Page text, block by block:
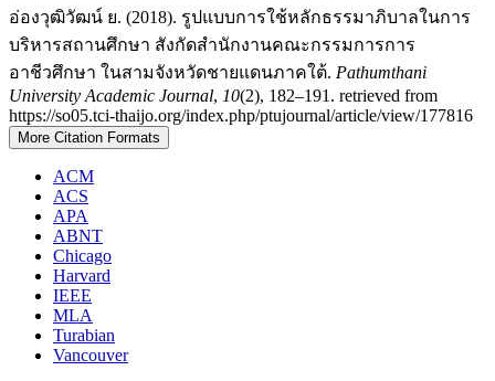
อ่องวุฒิวัฒน์ ย. (2018). รูปแบบการใช้หลักธรรมาภิบาลในการ
บริหารสถานศึกษา สังกัดสำนักงานคณะกรรมการการ
อาชีวศึกษา ในสามจังหวัดชายแดนภาคใต้. Pathumthani
University Academic Journal, 10(2), 182–191. retrieved from
https://so05.tci-thaijo.org/index.php/ptujournal/article/view/177816
More Citation Formats
ACM
ACS
APA
ABNT
Chicago
Harvard
IEEE
MLA
Turabian
Vancouver